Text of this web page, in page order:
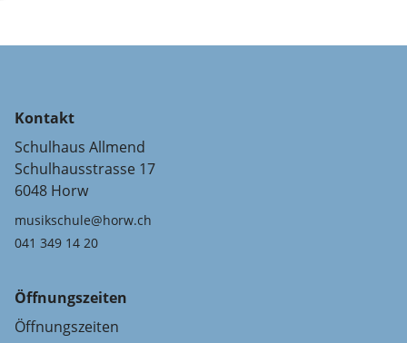
Kontakt
Schulhaus Allmend
Schulhausstrasse 17
6048 Horw
musikschule@horw.ch
041 349 14 20
Öffnungszeiten
Öffnungszeiten